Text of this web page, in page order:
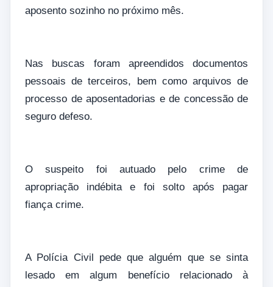
aposento sozinho no próximo mês.
Nas buscas foram apreendidos documentos
pessoais de terceiros, bem como arquivos de
processo de aposentadorias e de concessão de
seguro defeso.
O suspeito foi autuado pelo crime de
apropriação indébita e foi solto após pagar
fiança crime.
A Polícia Civil pede que alguém que se sinta
lesado em algum benefício relacionado à